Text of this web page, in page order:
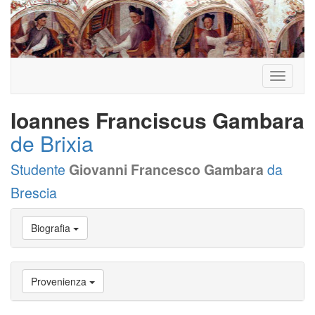
Toggle
Ioannes Franciscus Gambara
de Brixia
Studente Giovanni Francesco Gambara da
Brescia
Vai
Biografia
Provenienza
Vai
Biografia
Provenienza